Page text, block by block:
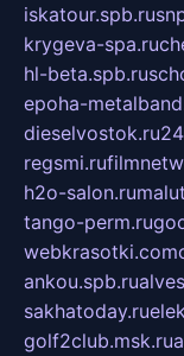
iskatour.spb.ru
krygeva-spa.ru
hl-beta.spb.ru
epoha-
dieselvostok.ru
regsmi.ru
h2o-salon.ru
tango-perm.ru
webkrasotki.com
ankou.spb.ru
sakhatoday.ru
golf2club.msk.ru